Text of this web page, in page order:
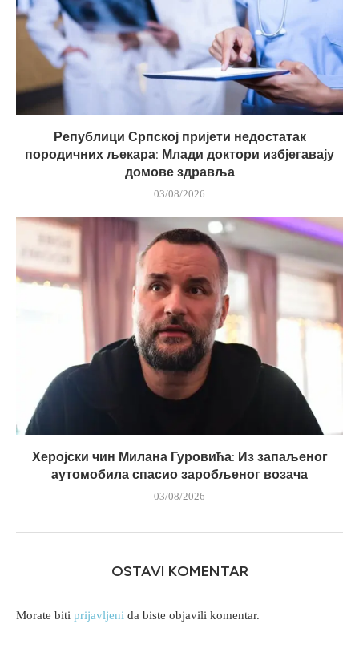
Републици Српској пријети недостатак
породичних љекара: Млади доктори избјегавају
домове здравља
03/08/2026
Херојски чин Милана Гуровића: Из запаљеног
аутомобила спасио заробљеног возача
03/08/2026
OSTAVI KOMENTAR
Morate biti prijavljeni da biste objavili komentar.